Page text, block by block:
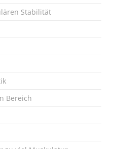
Stabilität
Bereich